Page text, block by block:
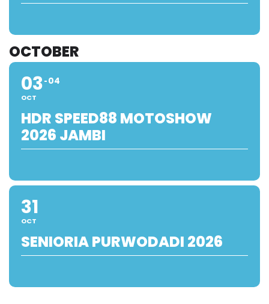
OCTOBER
03
OCT
04
HDR SPEED88 MOTOSHOW
2026 JAMBI
31
OCT
SENIORIA PURWODADI 2026